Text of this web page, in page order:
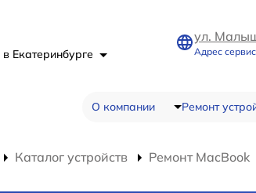
в Екатеринбурге
ул.
Адрес
О компании Ремонт
Каталог устройств Ремонт MacBook